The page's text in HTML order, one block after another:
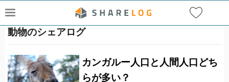
動物のシェアログ
カンガルー人口と人間人口どち
らが多い？